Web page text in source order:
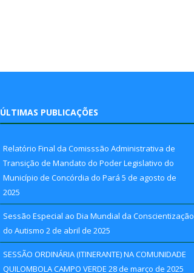
ÚLTIMAS PUBLICAÇÕES
Relatório Final da Comisssão Administrativa de
Transição de Mandato do Poder Legislativo do
Município de Concórdia do Pará 5 de agosto de
2025
Sessão Especial ao Dia Mundial da Conscientização
do Autismo 2 de abril de 2025
SESSÃO ORDINÁRIA (ITINERANTE) NA COMUNIDADE
QUILOMBOLA CAMPO VERDE 28 de março de 2025